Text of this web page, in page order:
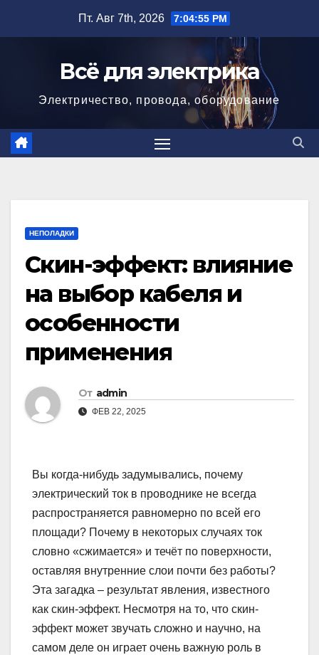
Пт. Авг 7th, 2026 7:04:56 PM
Всё для электрика
Электричество, провода, оборудование
НЕПОЛАДКИ
Скин-эффект: влияние
на выбор кабеля и
особенности
применения
От admin
ФЕВ 22, 2025
Вы когда-нибудь задумывались, почему
электрический ток в проводнике не всегда
распространяется равномерно по всей его
площади? Почему в некоторых случаях ток
словно «сжимается» и течёт по поверхности,
оставляя внутренние слои почти без работы?
Эта загадка – результат явления, известного
как скин-эффект. Несмотря на то, что скин-
эффект может звучать сложно и научно, на
самом деле он играет очень важную роль в